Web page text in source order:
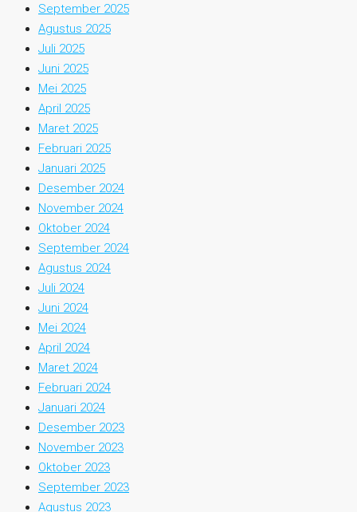
September 2025
Agustus 2025
Juli 2025
Juni 2025
Mei 2025
April 2025
Maret 2025
Februari 2025
Januari 2025
Desember 2024
November 2024
Oktober 2024
September 2024
Agustus 2024
Juli 2024
Juni 2024
Mei 2024
April 2024
Maret 2024
Februari 2024
Januari 2024
Desember 2023
November 2023
Oktober 2023
September 2023
Agustus 2023